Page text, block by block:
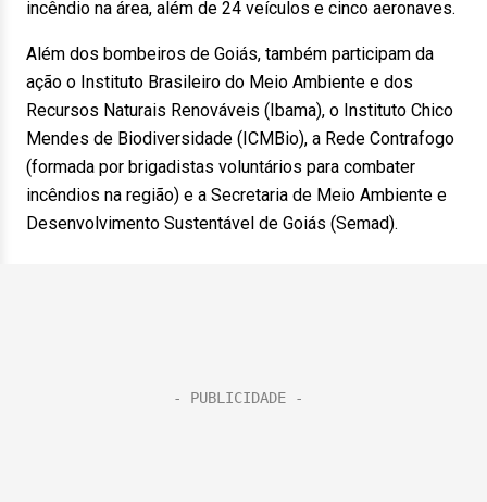
incêndio na área, além de 24 veículos e cinco aeronaves.
Além dos bombeiros de Goiás, também participam da
ação o Instituto Brasileiro do Meio Ambiente e dos
Recursos Naturais Renováveis (Ibama), o Instituto Chico
Mendes de Biodiversidade (ICMBio), a Rede Contrafogo
(formada por brigadistas voluntários para combater
incêndios na região) e a Secretaria de Meio Ambiente e
Desenvolvimento Sustentável de Goiás (Semad).